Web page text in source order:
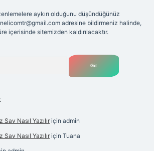
aykırı olduğunu düşündüğünüz
adresine bildirmeniz halinde,
içerisinde sitemizden kaldırılacaktır.
Nasıl Yazılır için admin
Nasıl Yazılır için Tuana